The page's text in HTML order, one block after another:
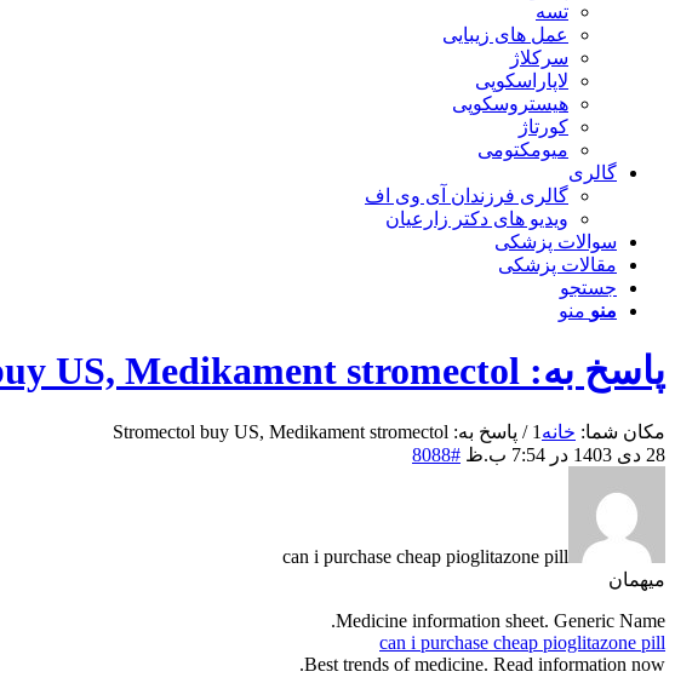
تسه
عمل های زیبایی
سرکلاژ
لاپاراسکوپی
هیستروسکوپی
کورتاژ
میومکتومی
گالری
گالری فرزندان آی وی اف
ویدیو های دکتر زارعیان
سوالات پزشکی
مقالات پزشکی
جستجو
منو منو
پاسخ به: Stromectol buy US, Medikament stromectol
مکان شما: خانه 1
/ پاسخ به: Stromectol buy US, Medikament stromectol
28 دی 1403 در 7:54 ب.ظ
#8088
can i purchase cheap pioglitazone pill
میهمان
Medicine information sheet. Generic Name.
can i purchase cheap pioglitazone pill
Best trends of medicine. Read information now.